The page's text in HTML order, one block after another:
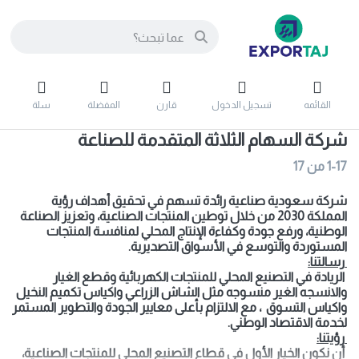
القائمه تسجيل الدخول قارن المفضلة سلة
شركة السهام الثلاثة المتقدمة للصناعة
1-17من17
شركة سعودية صناعية رائدة تسهم في تحقيق أهداف رؤية
المملكة 2030 من خلال توطين المنتجات الصناعية، وتعزيز الصناعة
الوطنية، ورفع جودة وكفاءة الإنتاج المحلي لمنافسة المنتجات
المستوردة والتوسع في الأسواق التصديرية.
رسالتنا:
الريادة في التصنيع المحلي للمنتجات الكهربائية وقطع الغيار
والانسجه الغير منسوجه مثل الشاش الزراعي واكياس تكميم النخيل
واكياس التسوق ، مع الالتزام بأعلى معايير الجودة والتطوير المستمر
لخدمة الاقتصاد الوطني.
رؤيتنا:
أن نكون الخيار الأول في قطاع التصنيع المحلي للمنتجات الصناعية،